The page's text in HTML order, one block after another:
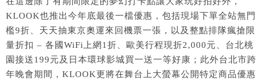
KLOOK也推出今年底最後一檔優惠，包括現場下單全站無門
檻9折、天天抽東京奧運來回機票一張，以及整點排隊瘋搶限
量折扣 – 各國WiFi上網1折、歐美行程現折2,000元、台北桃
園接送199元及日本環球影城買一送一等好康；此外台北市跨
年晚會期間，KLOOK更將在舞台上大螢幕公開特定商品優惠